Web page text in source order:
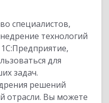
специалистов,
технологий
для
задач.
решений
отрасли. Вы можете